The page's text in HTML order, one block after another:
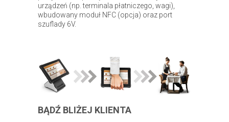
urządzeń (np. terminala płatniczego, wagi),
wbudowany moduł NFC (opcja) oraz port
szuflady 6V.
BĄDŹ BLIŻEJ KLIENTA